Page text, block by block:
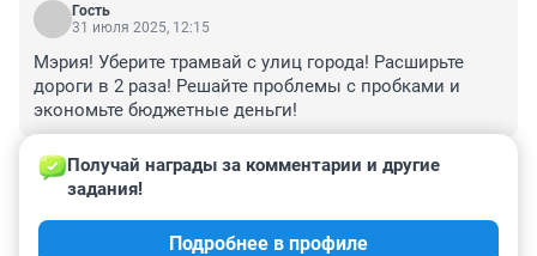
Гость
31 июля 2025, 12:15
Мэрия! Уберите трамвай с улиц города! Расширьте
дороги в 2 раза! Решайте проблемы с пробками и
экономьте бюджетные деньги!
Гость
трамвай просто решил пойти погулять
Получай награды за комментарии и другие
задания!
Подробнее в профиле